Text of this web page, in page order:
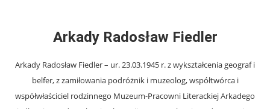
Arkady Radosław Fiedler
Arkady Radosław Fiedler – ur. 23.03.1945 r. z wykształcenia geograf i
belfer, z zamiłowania podróżnik i muzeolog, współtwórca i
współwłaściciel rodzinnego Muzeum-Pracowni Literackiej Arkadego